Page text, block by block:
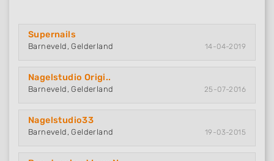
Supernails
Barneveld, Gelderland 14-04-2019
Nagelstudio Origi..
Barneveld, Gelderland 25-07-2016
Nagelstudio33
Barneveld, Gelderland 19-03-2015